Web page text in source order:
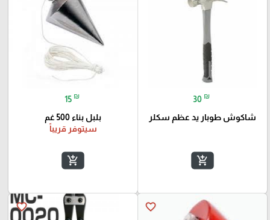
30 ₪
شاكوش طوبار يد عظم سكلر
add_shopping_cart
15 ₪
بلبل بناء 500 غم
سيتوفر قريباً
add_shopping_cart
favorite_border
favorite_border